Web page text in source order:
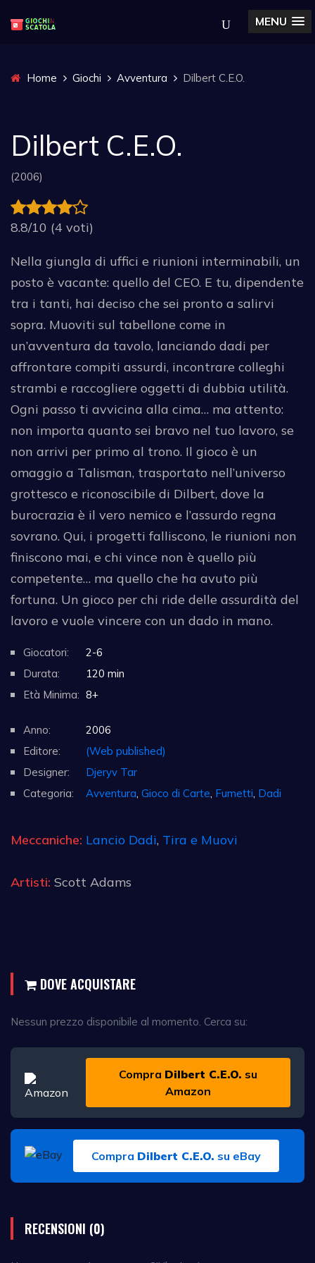
MENU
Home Giochi Avventura Dilbert C.E.O.
Dilbert C.E.O.
(2006)
8.8/10 (4 voti)
Nella giungla di uffici e riunioni interminabili, un
posto è vacante: quello del CEO. E tu, dipendente
tra i tanti, hai deciso che sei pronto a salirvi
sopra. Muoviti sul tabellone come in
un’avventura da tavolo, lanciando dadi per
affrontare compiti assurdi, incontrare colleghi
strambi e raccogliere oggetti di dubbia utilità.
Ogni passo ti avvicina alla cima… ma attento:
non importa quanto sei bravo nel tuo lavoro, se
non arrivi per primo al trono. Il gioco è un
omaggio a Talisman, trasportato nell’universo
grottesco e riconoscibile di Dilbert, dove la
burocrazia è il vero nemico e l’assurdo regna
sovrano. Qui, i progetti falliscono, le riunioni non
finiscono mai, e chi vince non è quello più
competente… ma quello che ha avuto più
fortuna. Un gioco per chi ride delle assurdità del
lavoro e vuole vincere con un dado in mano.
Giocatori:
2-6
Durata:
120 min
Età Minima: 8+
Anno:
2006
Editore:
(Web published)
Designer:
Djeryv Tar
Categoria:
Avventura Gioco di Carte Fumetti Dadi
Meccaniche: Lancio Dadi, Tira e Muovi
Artisti: Scott Adams
DOVE ACQUISTARE
Nessun prezzo disponibile al momento. Cerca su:
Compra Dilbert C.E.O. su
Amazon
Compra Dilbert C.E.O. su eBay
RECENSIONI (0)